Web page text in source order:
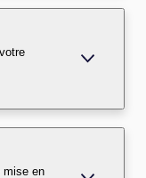
mise en